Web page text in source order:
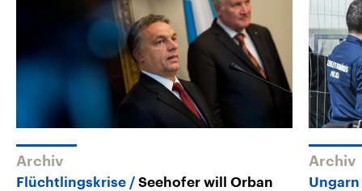
Archiv
Flüchtlingskrise
Seehofer will Orban
Archiv
Ungarn